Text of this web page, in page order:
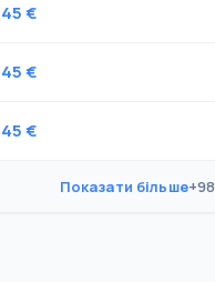
45 €
45 €
45 €
Показати більше+98